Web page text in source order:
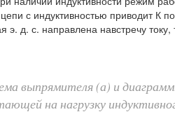
с индуктивностью приводит
э. д. с. направлена навстречу
выпрямителя (а) и
на нагрузку